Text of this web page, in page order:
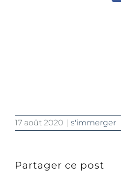
17 août 2020 | s'immerger
Partager ce post